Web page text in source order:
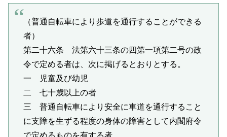
（普通自転車により歩道を通行することができる
者）
第二十六条 法第六十三条の四第一項第二号の政
令で定める者は、次に掲げるとおりとする。
一 児童及び幼児
二 七十歳以上の者
三 普通自転車により安全に車道を通行すること
に支障を生ずる程度の身体の障害として内閣府令